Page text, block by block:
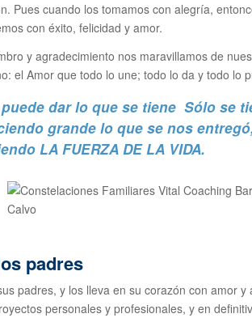
Pues cuando los tomamos con alegría,
con éxito, felicidad y amor.
y agradecimiento nos maravillamos de
el Amor que todo lo une; todo lo da y todo lo
dar lo que se tiene Sólo se
grande lo que se nos
LA FUERZA DE LA VIDA.
padres
padres, y los lleva en su corazón con amor
personales y profesionales, y en